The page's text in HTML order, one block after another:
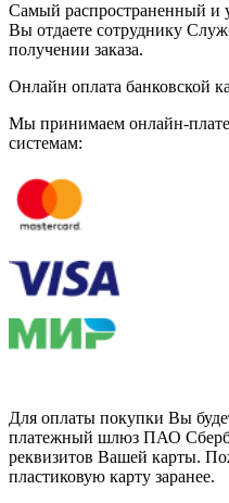
Самый распространенный и
Вы отдаете сотруднику
получении заказа.
Онлайн оплата банковской
Мы принимаем онлайн-
системам:
Для оплаты покупки Вы
платежный шлюз ПАО
реквизитов Вашей карты.
пластиковую карту заранее.